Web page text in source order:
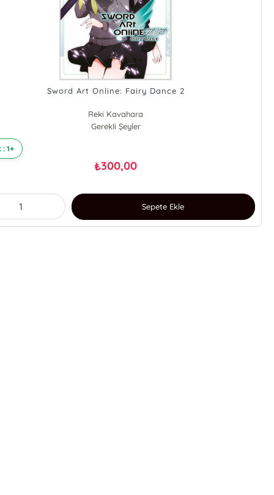
Sword Art Online: Fairy Dance 2
Reki Kavahara
Gerekli Şeyler
: 1+
₺300,00
Sepete Ekle